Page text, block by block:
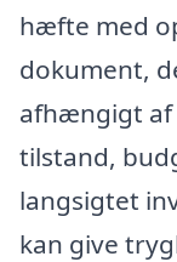
hæfte med
dokument,
afhængigt
tilstand,
langsigtet
kan give